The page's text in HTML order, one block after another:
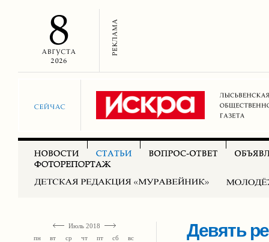
Июль 2018
пн
вт ср чт пт сб вс Девять